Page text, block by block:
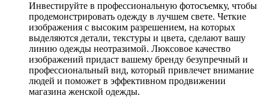
Инвестируйте в профессиональную фотосъемку, чтобы
продемонстрировать одежду в лучшем свете. Четкие
изображения с высоким разрешением, на которых
выделяются детали, текстуры и цвета, сделают вашу
линию одежды неотразимой. Люксовое качество
изображений придаст вашему бренду безупречный и
профессиональный вид, который привлечет внимание
людей и поможет в эффективном продвижении
магазина женской одежды.